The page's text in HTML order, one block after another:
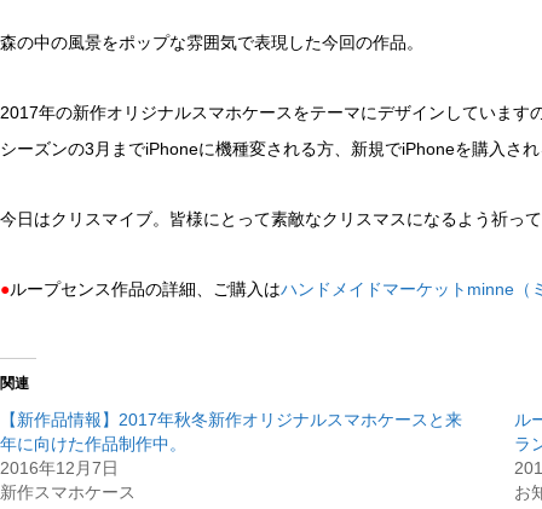
森の中の風景をポップな雰囲気で表現した今回の作品。
2017年の新作オリジナルスマホケースをテーマにデザインしていま
シーズンの3月までiPhoneに機種変される方、新規でiPhoneを購入さ
今日はクリスマイブ。皆様にとって素敵なクリスマスになるよう祈っ
●ループセンス作品の詳細、ご購入はハンドメイドマーケットminne（
関連
【新作品情報】2017年秋冬新作オリジナルスマホケースと来
年に向けた作品制作中。
2016年12月7日
新作スマホケース
ル
ラ
お